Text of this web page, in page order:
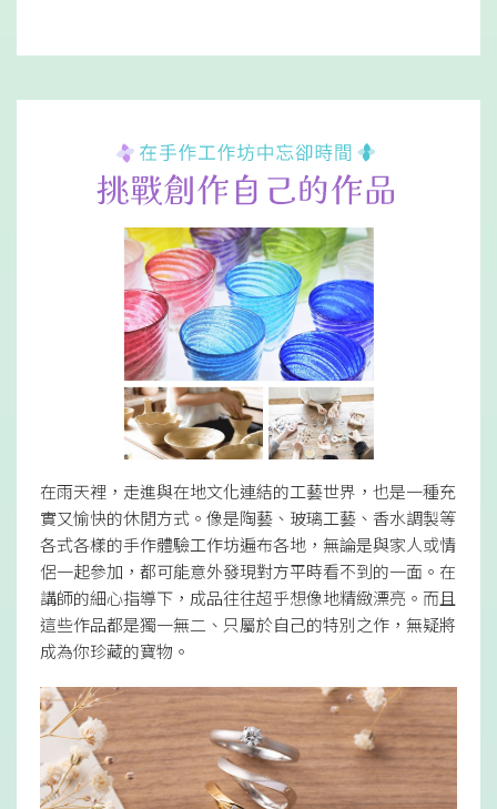
在雨天裡，走進與在地文化連結的工藝世界，也是一種充
實又愉快的休閒方式。像是陶藝、玻璃工藝、香水調製等
各式各樣的手作體驗工作坊遍布各地，無論是與家人或情
侶一起參加，都可能意外發現對方平時看不到的一面。在
講師的細心指導下，成品往往超乎想像地精緻漂亮。而且
這些作品都是獨一無二、只屬於自己的特別之作，無疑將
成為你珍藏的寶物。